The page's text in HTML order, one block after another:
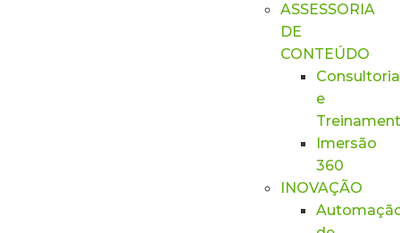
ASSESSORIA
DE
CONTEÚDO
Consultoria
e
Imersão
360
INOVAÇÃO